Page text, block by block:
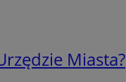
Miasta?